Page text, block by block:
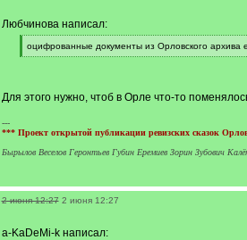
Любчинова написал:
[
q
оцифрованные документы из Орловского архива
[
Для этого нужно, чтоб в Орле что-то
---
*** Проект открытой публикации ревизских сказок
Бырылов Веселов Геронтьев Губин Еремиев Зорин Зубович
2 июня 12:27 2 июня 12:27
a-KaDeMi-k написал: